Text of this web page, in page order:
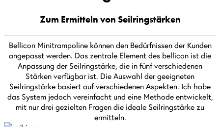
Zum Ermitteln von Seilringstärken
Bellicon Minitrampoline können den Bedürfnissen der Kunden
angepasst werden. Das zentrale Element des bellicon ist die
Anpassung der Seilringstärke, die in fünf verschiedenen
Stärken verfügbar ist. Die Auswahl der geeigneten
Seilringstärke basiert auf verschiedenen Aspekten. Ich habe
das System jedoch vereinfacht und eine Methode entwickelt,
mit nur drei gezielten Fragen die ideale Seilringstärke zu
ermitteln.